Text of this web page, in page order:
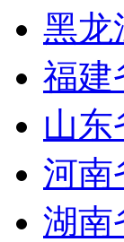
黑龙
福建
山东
河南
湖南